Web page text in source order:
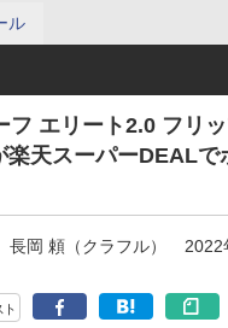
ル
フ エリート2.0 フリ
楽天スーパーDEALで
長岡 頼（クラフル） 2022
ト